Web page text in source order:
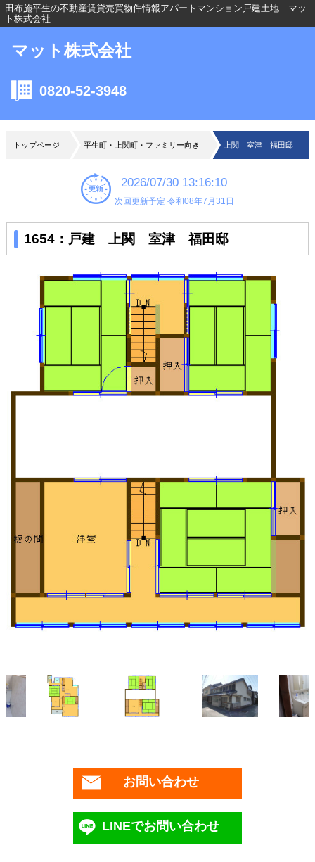
田布施平生の不動産賃貸売買物件情報アパートマンション戸建土地 マッ
ト株式会社
マット株式会社
0820-52-3948
トップページ 平生町・上関町・ファミリー向き 上関 室津 福田邸
2026/07/30 13:16:10
次回更新予定 令和08年7月31日
1654：戸建 上関 室津 福田邸
お問い合わせ
LINEでお問い合わせ